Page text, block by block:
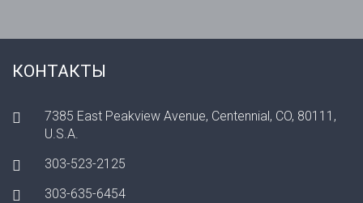
КОНТАКТЫ
7385 East Peakview Avenue, Centennial, CO, 80111,
U.S.A.
303-523-2125
303-635-6454